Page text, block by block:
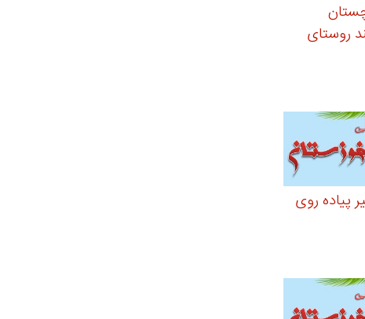
روستای
پیاده روی